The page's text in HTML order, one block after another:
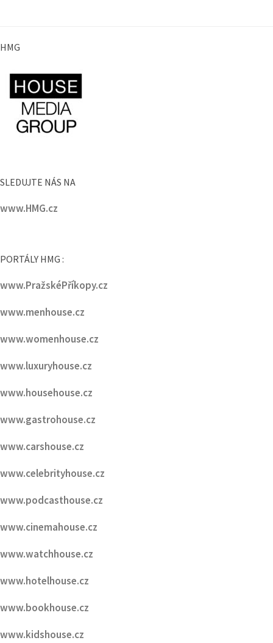
SLEDUJTE NÁS NA
PORTÁLY HMG :
www.menhouse.cz
www.womenhouse.cz
www.luxuryhouse.cz
www.househouse.cz
www.gastrohouse.cz
www.carshouse.cz
www.celebrityhouse.cz
www.podcasthouse.cz
www.cinemahouse.cz
www.watchhouse.cz
www.hotelhouse.cz
www.bookhouse.cz
www.kidshouse.cz
www.runhouse.cz
www.ŠpindlerůvMlýn.cz